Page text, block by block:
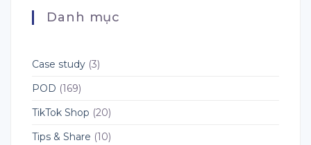
Danh mục
Case study (3)
POD (169)
TikTok Shop (20)
Tips & Share (10)